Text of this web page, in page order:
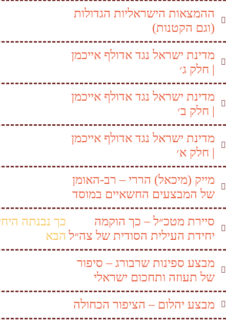
ההמצאות הישראליות הגדולות
(וגם הקטנות)
מדינת ישראל נגד אדולף אייכמן
| חלק ג׳
מדינת ישראל נגד אדולף אייכמן
| חלק ב׳
מדינת ישראל נגד אדולף אייכמן
| חלק א׳
מייק (מיכאל) הררי – רב-האומן
של המבצעים החשאיים במוסד
סיירת מטכ״ל – כך הוקמה
יחידת העילית הסודית של צה״ל
כך נבנתה
הבא
מבצע ספינות שרבורג – סיפור
של תעוזה ותחכום ישראלי
מבצע יהלום – הציפור הכחולה